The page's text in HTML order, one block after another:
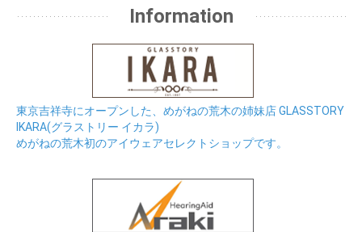
Information
東京吉祥寺にオープンした、めがねの荒木の姉妹店 GLASSTORY
IKARA(グラストリー イカラ)
めがねの荒木初のアイウェアセレクトショップです。